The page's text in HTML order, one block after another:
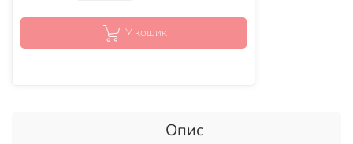
У кошик
Опис